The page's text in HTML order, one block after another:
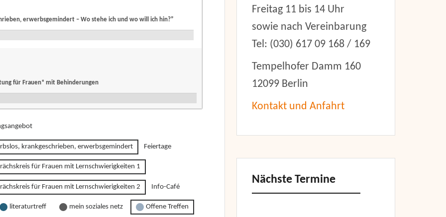
erwerbsgemindert – Wo stehe ich und wo will ich hin?”
für Frauen* mit Behinderungen
krankgeschrieben, erwerbsgemindert Feiertage
für Frauen mit Lernschwierigkeiten 1
für Frauen mit Lernschwierigkeiten 2 Info-Café
literaturtreff mein soziales netz Offene Treffen
Freitag 11 bis 14 Uhr
sowie nach Vereinbarung
Tel: (030) 617 09 168 / 169
Tempelhofer Damm 160
12099 Berlin
Kontakt und Anfahrt
Nächste Termine